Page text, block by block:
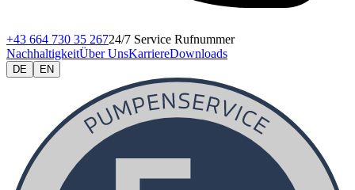
+43 664 730 35 26724/7 Service Rufnummer
NachhaltigkeitÜber UnsKarriereDownloads
DE EN